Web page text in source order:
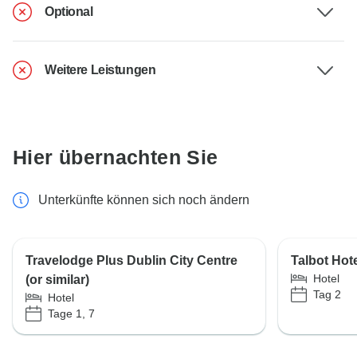
Optional
Weitere Leistungen
Hier übernachten Sie
Unterkünfte können sich noch ändern
Travelodge Plus Dublin City Centre
(or similar)
Hotel
Tage 1, 7
Talbot
Hotel
Tag 2